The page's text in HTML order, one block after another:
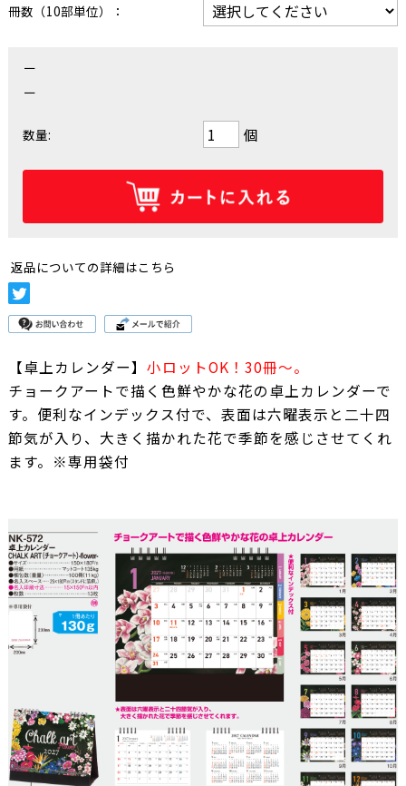
冊数（10部単位）：
－
－
数量: 個
返品についての詳細はこちら
【卓上カレンダー】 小ロットOK！30冊～。
チョークアートで描く色鮮やかな花の卓上カレンダーで
す。便利なインデックス付で、表面は六曜表示と二十四
節気が入り、大きく描かれた花で季節を感じさせてくれ
ます。※専用袋付